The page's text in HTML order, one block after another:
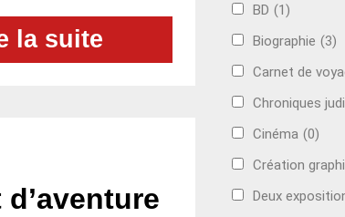
la suite
d’aventure
BD (1)
Biographie (3)
Carnet de
Chroniques
Cinéma (0)
Création
Deux